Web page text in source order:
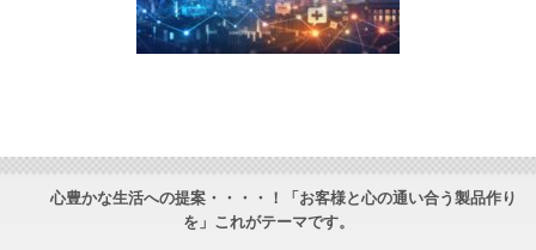
心豊かな生活への提案・・・・！「お客様と心の通い合う製品作り
を」これがテーマです。